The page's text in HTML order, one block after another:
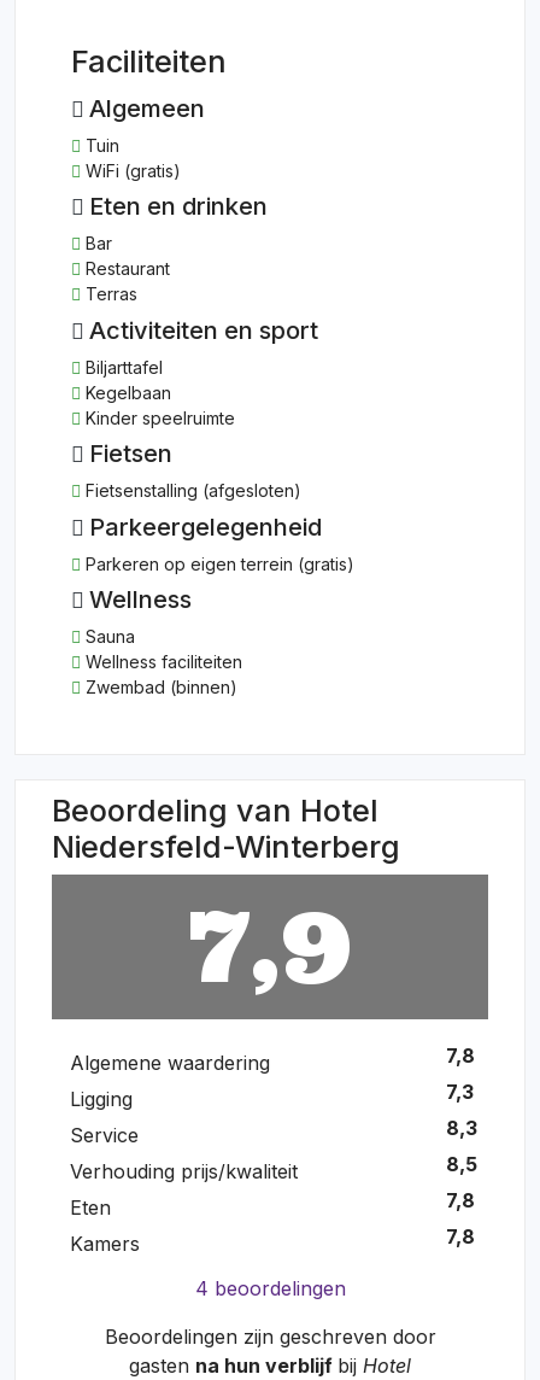
Faciliteiten
Algemeen
Tuin
WiFi (gratis)
Eten en drinken
Bar
Restaurant
Terras
Activiteiten en sport
Biljarttafel
Kegelbaan
Kinder speelruimte
Fietsen
Fietsenstalling (afgesloten)
Parkeergelegenheid
Parkeren op eigen terrein (gratis)
Wellness
Sauna
Wellness faciliteiten
Zwembad (binnen)
Beoordeling van Hotel
Niedersfeld-Winterberg
7,9
Algemene waardering
7,8
Ligging
7,3
Service
8,3
Verhouding prijs/kwaliteit
8,5
Eten
7,8
Kamers
7,8
4 beoordelingen
Beoordelingen zijn geschreven door
gasten na hun verblijf bij Hotel